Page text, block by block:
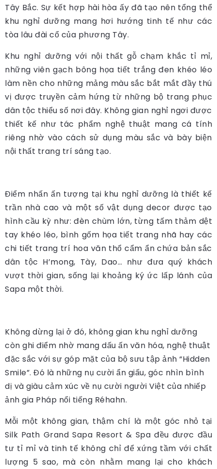
Tây Bắc. Sự kết hợp hài hòa ấy đã tạo nên tổng thể
khu nghỉ dưỡng mang hơi hướng tinh tế như các
tòa lâu đài cổ của phương Tây.
Khu nghỉ dưỡng với nội thất gỗ chạm khắc tỉ mỉ,
những viên gạch bông họa tiết trắng đen khéo léo
làm nền cho những mảng màu sắc bắt mắt đầy thú
vị được truyền cảm hứng từ những bộ trang phục
dân tộc thiểu số nơi đây. Không gian nghỉ ngơi được
thiết kế như tác phẩm nghệ thuật mang cá tính
riêng nhờ vào cách sử dụng màu sắc và bày biện
nội thất trang trí sáng tạo.
Điểm nhấn ấn tượng tại khu nghỉ dưỡng là thiết kế
trần nhà cao và một số vật dụng decor được tạo
hình cầu kỳ như: đèn chùm lớn, từng tấm thảm dệt
tay khéo léo, bình gốm họa tiết trang nhã hay các
chi tiết trang trí hoa văn thổ cẩm ẩn chứa bản sắc
dân tộc H’mong, Tày, Dao… như đưa quý khách
vượt thời gian, sống lại khoảng ký ức lấp lánh của
Sapa một thời.
Không dừng lại ở đó, không gian khu nghỉ dưỡng
còn ghi điểm nhờ mang dấu ấn văn hóa, nghệ thuật
đặc sắc với sự góp mặt của bộ sưu tập ảnh “Hidden
Smile”. Đó là những nụ cười ẩn giấu, góc nhìn bình
dị và giàu cảm xúc về nụ cười người Việt của nhiếp
ảnh gia Pháp nổi tiếng Réhahn.
Mỗi một không gian, thậm chí là một góc nhỏ tại
Silk Path Grand Sapa Resort & Spa đều được đầu
tư tỉ mỉ và tinh tế không chỉ để xứng tầm với chất
lượng 5 sao, mà còn nhằm mang lại cho khách